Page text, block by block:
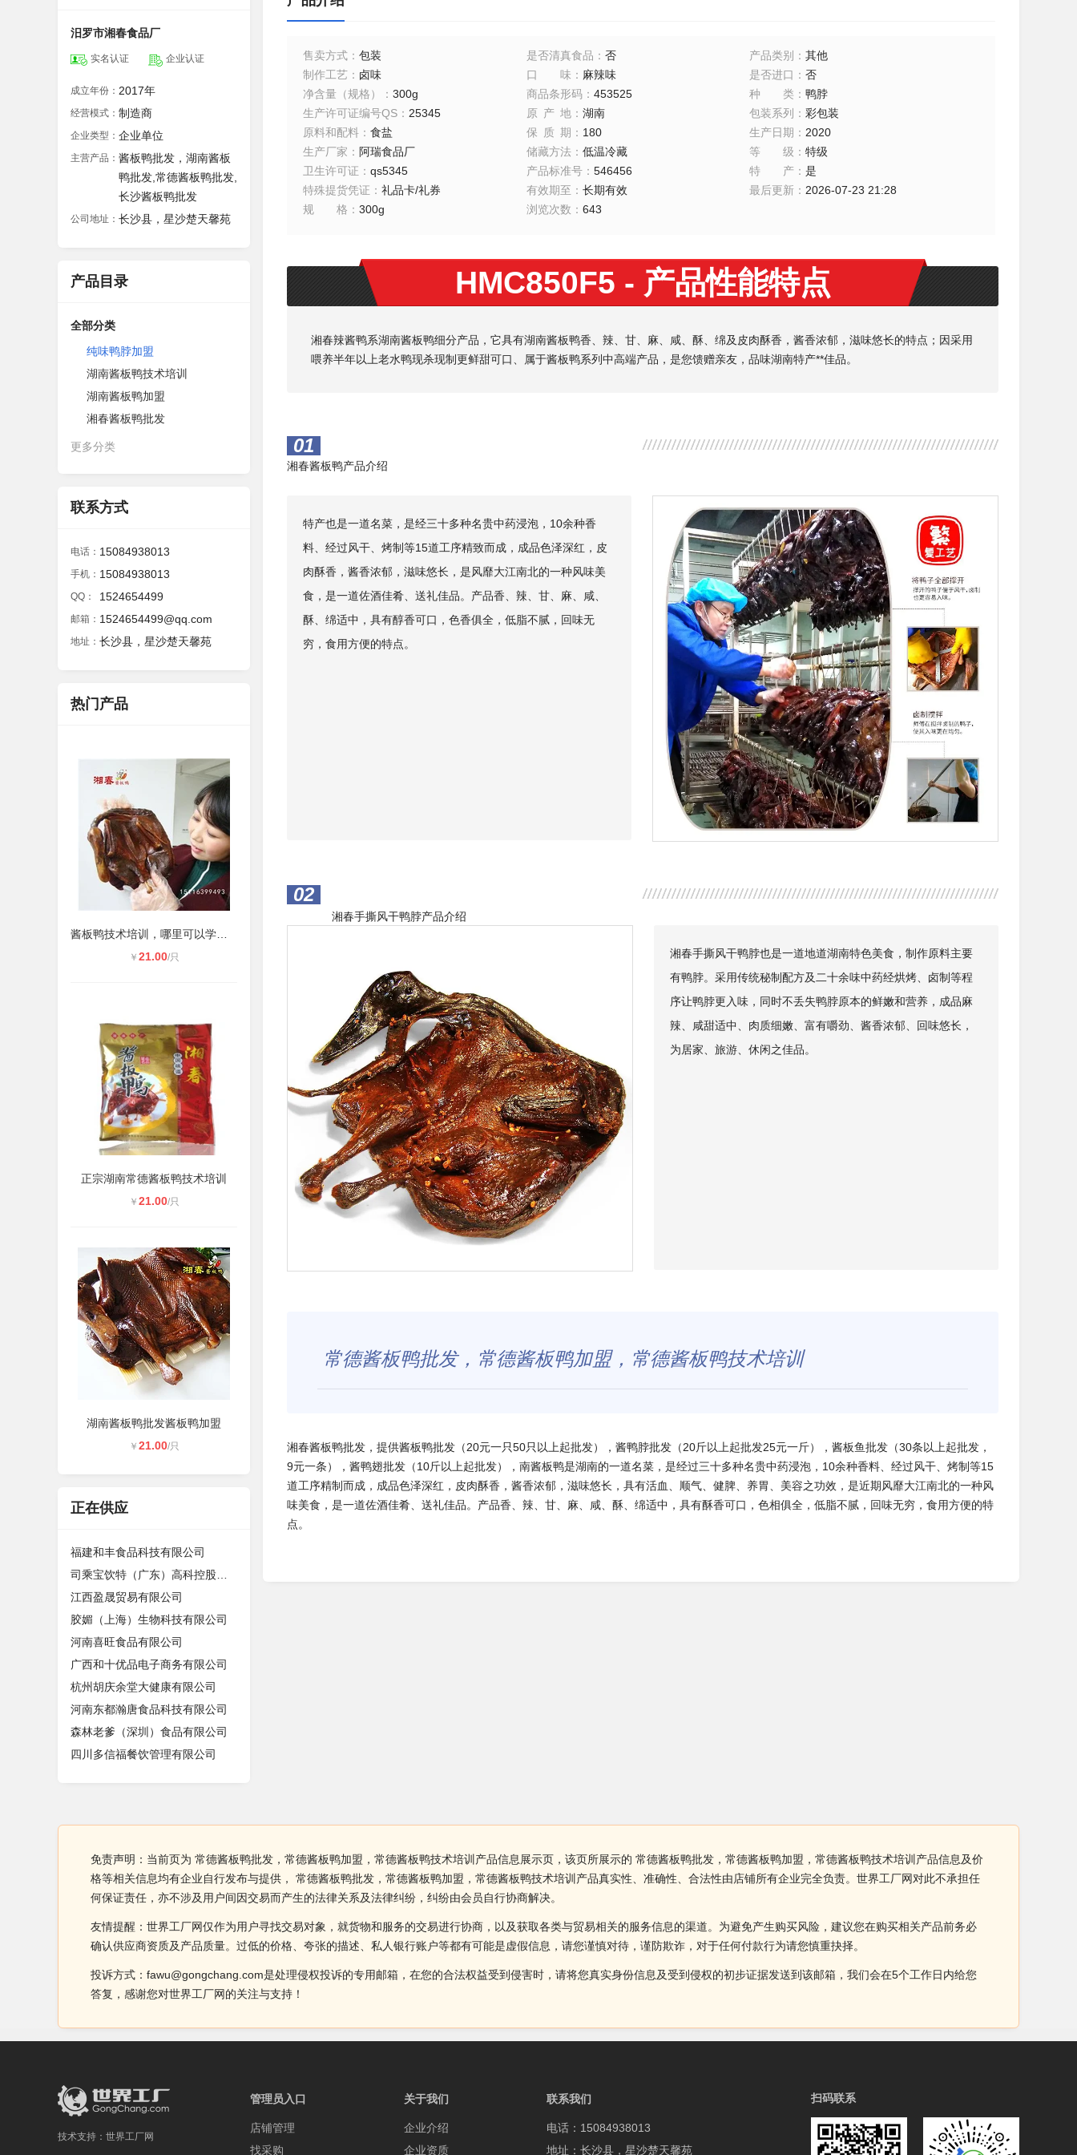
汨罗市湘春食品厂
实名认证 企业认证
成立年份： 2017年
经营模式： 制造商
企业类型： 企业单位
主营产品： 酱板鸭批发，湖南酱板
鸭批发,常德酱板鸭批发,
长沙酱板鸭批发
公司地址： 长沙县，星沙楚天馨苑
产品目录
全部分类
纯味鸭脖加盟
湖南酱板鸭技术培训
湖南酱板鸭加盟
湘春酱板鸭批发
更多分类
联系方式
电话： 15084938013
手机： 15084938013
QQ： 1524654499
邮箱： 1524654499@qq.com
地址： 长沙县，星沙楚天馨苑
热门产品
￥ 21.00/只
正宗湖南常德酱板鸭技术培训
￥ 21.00/只
湖南酱板鸭批发酱板鸭加盟
￥ 21.00/只
正在供应
福建和丰食品科技有限公司
江西盈晟贸易有限公司
胶媚（上海）生物科技有限公司
河南喜旺食品有限公司
广西和十优品电子商务有限公司
杭州胡庆余堂大健康有限公司
河南东都瀚唐食品科技有限公司
森林老爹（深圳）食品有限公司
四川多信福餐饮管理有限公司
售卖方式 ： 包装 是否清真食品 ： 否 产品类别 ：其他
制作工艺 ： 卤味 口味 ： 麻辣味 是否进口 ：否
净含量（规格）
： 300g 商品条形码： 453525 种类 ：鸭脖
生产许可证编号QS ： 25345 原产地： 湖南 包装系列 ：彩包装
原料和配料 ： 食盐 保质期 ： 180 生产日期 ： 2020
生产厂家 ： 阿瑞食品厂 储藏方法： 低温冷藏 等级 ：特级
卫生许可证 ： qs5345 产品标准号： 546456 特产 ：是
特殊提货凭证 ： 礼品卡/礼券 有效期至 ： 长期有效 最后更新 ： 2026-07-23 21:28
规格 ： 300g 浏览次数 ： 643
HMC850F5 - 产品性能特点
湘春辣酱鸭系湖南酱板鸭细分产品，它具有湖南酱板鸭香、辣、甘、麻、咸、酥、绵及皮肉酥香，酱香浓郁，滋味悠长的特点；因采用
喂养半年以上老水鸭现杀现制更鲜甜可口、属于酱板鸭系列中高端产品，是您馈赠亲友，品味湖南特产**佳品。
01
湘春酱板鸭产品介绍
特产也是一道名菜，是经三十多种名贵中药浸泡，10余种香
料、经过风干、烤制等15道工序精致而成，成品色泽深红，皮
肉酥香，酱香浓郁，滋味悠长，是风靡大江南北的一种风味美
食，是一道佐酒佳肴、送礼佳品。产品香、辣、甘、麻、咸、
酥、绵适中，具有醇香可口，色香俱全，低脂不腻，回味无
穷，食用方便的特点。
02
湘春手撕风干鸭脖产品介绍
湘春手撕风干鸭脖也是一道地道湖南特色美食，制作原料主要
有鸭脖。采用传统秘制配方及二十余味中药经烘烤、卤制等程
序让鸭脖更入味，同时不丢失鸭脖原本的鲜嫩和营养，成品麻
辣、咸甜适中、肉质细嫩、富有嚼劲、酱香浓郁、回味悠长，
为居家、旅游、休闲之佳品。
常德酱板鸭批发，常德酱板鸭加盟，常德酱板鸭技术培训
湘春酱板鸭批发，提供酱板鸭批发（20元一只50只以上起批发），酱鸭脖批发（20斤以上起批发25元一斤），酱板鱼批发（30条以上起批发，
9元一条），酱鸭翅批发（10斤以上起批发），南酱板鸭是湖南的一道名菜，是经过三十多种名贵中药浸泡，10余种香料、经过风干、烤制等15
道工序精制而成，成品色泽深红，皮肉酥香，酱香浓郁，滋味悠长，具有活血、顺气、健脾、养胃、美容之功效，是近期风靡大江南北的一种风
味美食，是一道佐酒佳肴、送礼佳品。产品香、辣、甘、麻、咸、酥、绵适中，具有酥香可口，色相俱全，低脂不腻，回味无穷，食用方便的特
点。
免责声明：当前页为 常德酱板鸭批发，常德酱板鸭加盟，常德酱板鸭技术培训产品信息展示页，该页所展示的 常德酱板鸭批发，常德酱板鸭加盟，常德酱板鸭技术培训产品信息及价
格等相关信息均有企业自行发布与提供， 常德酱板鸭批发，常德酱板鸭加盟，常德酱板鸭技术培训产品真实性、准确性、合法性由店铺所有企业完全负责。世界工厂网对此不承担任
何保证责任，亦不涉及用户间因交易而产生的法律关系及法律纠纷，纠纷由会员自行协商解决。
友情提醒：世界工厂网仅作为用户寻找交易对象，就货物和服务的交易进行协商，以及获取各类与贸易相关的服务信息的渠道。为避免产生购买风险，建议您在购买相关产品前务必
确认供应商资质及产品质量。过低的价格、夸张的描述、私人银行账户等都有可能是虚假信息，请您谨慎对待，谨防欺诈，对于任何付款行为请您慎重抉择。
投诉方式：fawu@gongchang.com是处理侵权投诉的专用邮箱，在您的合法权益受到侵害时，请将您真实身份信息及受到侵权的初步证据发送到该邮箱，我们会在5个工作日内给您
答复，感谢您对世界工厂网的关注与支持！
技术支持： 世界工厂网
管理员入口
店铺管理
找采购
关于我们
企业介绍
企业资质
联系我们
电话：15084938013
地址：长沙县，星沙楚天馨苑
扫码联系